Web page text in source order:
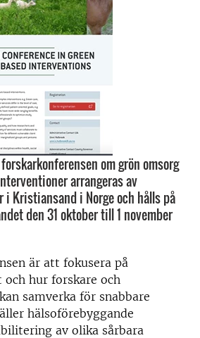
om grön omsorg
arrangeras av
Kristiansand i Norge och hålls på
den 31 oktober till 1 november
är att fokusera på
hur forskare och
samverka för snabbare
hälsoförebyggande
av olika sårbara